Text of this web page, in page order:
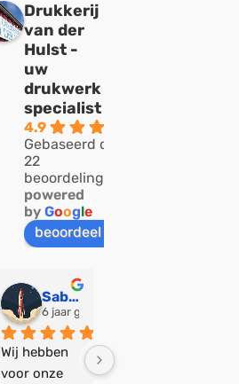
Drukkerij
van der
Hulst -
uw
drukwerk
specialist
4.9
Gebaseerd op
22
beoordelingen
powered
by Google
beoordeel ons op
Sabine Hermans
6 jaar geleden
Wij hebben
voor onze